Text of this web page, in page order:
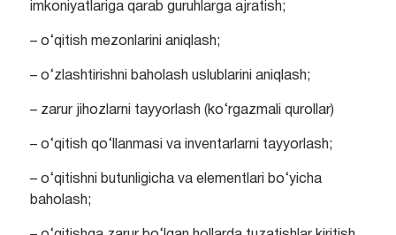
imkoniyatlariga qarab guruhlarga ajratish;
– o‘qitish mezonlarini aniqlash;
– o‘zlashtirishni baholash uslublarini aniqlash;
– zarur jihozlarni tayyorlash (ko‘rgazmali qurollar)
– o‘qitish qo‘llanmasi va inventarlarni tayyorlash;
– o‘qitishni butunligicha va elementlari bo‘yicha
baholash;